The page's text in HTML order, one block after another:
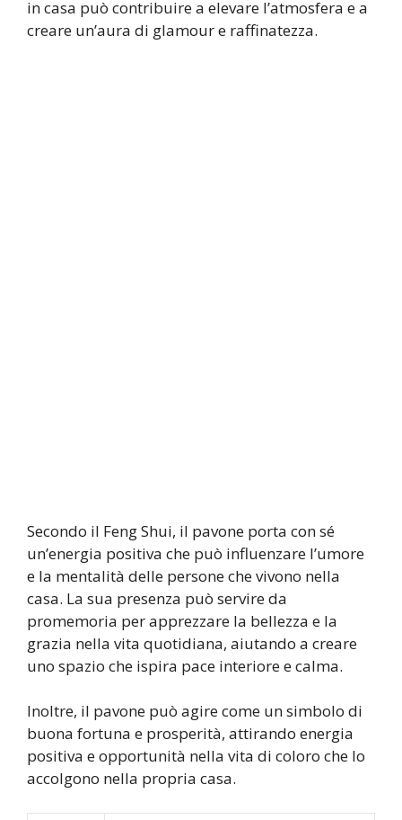
in casa può contribuire a elevare l’atmosfera e a
creare un’aura di glamour e raffinatezza.
Secondo il Feng Shui, il pavone porta con sé
un’energia positiva che può influenzare l’umore
e la mentalità delle persone che vivono nella
casa. La sua presenza può servire da
promemoria per apprezzare la bellezza e la
grazia nella vita quotidiana, aiutando a creare
uno spazio che ispira pace interiore e calma.
Inoltre, il pavone può agire come un simbolo di
buona fortuna e prosperità, attirando energia
positiva e opportunità nella vita di coloro che lo
accolgono nella propria casa.